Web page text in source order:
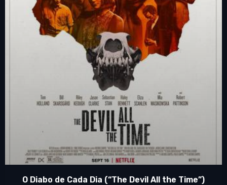
O Diabo de Cada Dia (“The Devil All the Time”)